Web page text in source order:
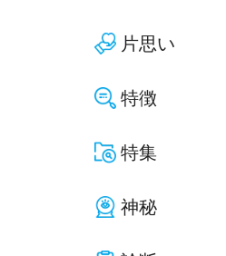
片思い
特徴
特集
神秘